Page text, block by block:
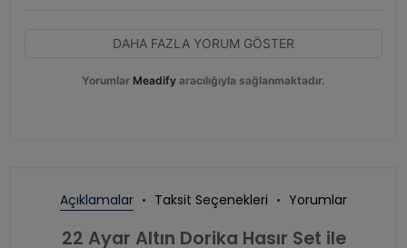
DAHA FAZLA YORUM GÖSTER
Yorumlar Meadify aracılığıyla sağlanmaktadır.
Açıklamalar Taksit Seçenekleri Yorumlar
22 Ayar Altın Dorika Hasır Set ile